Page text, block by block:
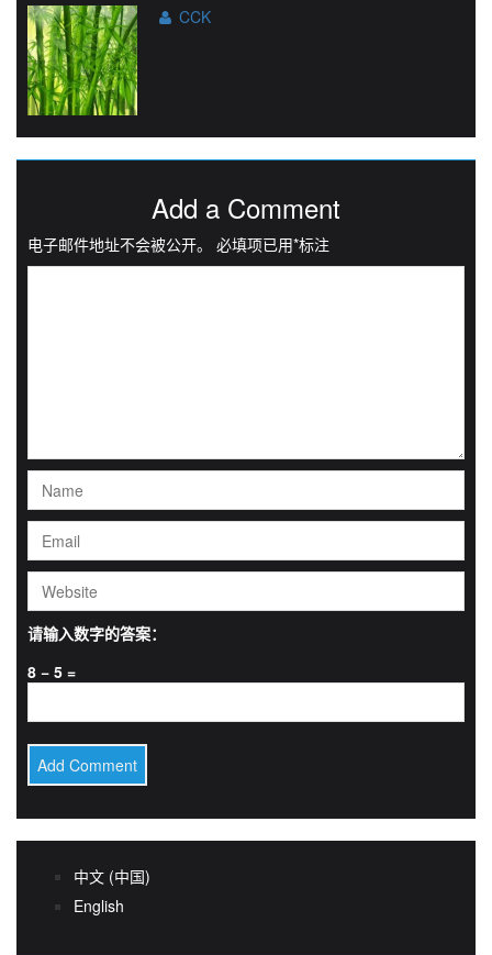
CCK
Add a Comment
电子邮件地址不会被公开。 必填项已用*标注
请输入数字的答案：
8 − 5 =
中文 (中国)
English